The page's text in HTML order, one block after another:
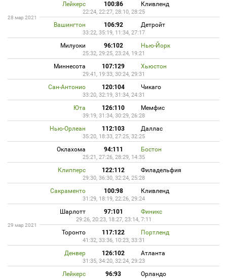
Лейкерс 100:86 Кливленд
22:24, 22:27, 28:10, 28:25
28 мар 2021
Вашингтон 106:92 Детройт
33:22, 35:19, 11:34, 27:17
Милуоки 96:102 Нью-Йорк
25:32, 29:25, 23:24, 19:21
Миннесота 107:129 Хьюстон
29:41, 19:33, 30:24, 29:31
Сан-Антонио 120:104 Чикаго
33:20, 32:19, 31:34, 24:31
Юта 126:110 Мемфис
39:19, 31:34, 30:29, 26:28
Нью-Орлеан 112:103 Даллас
35:20, 18:33, 27:25, 32:25
Оклахома 94:111 Бостон
25:21, 27:26, 28:29, 14:35
Клипперс 122:112 Филадельфия
29:30, 36:30, 32:24, 25:28
Сакраменто 100:98 Кливленд
31:29, 18:19, 22:26, 29:24
Шарлотт 97:101 Финикс
29:26, 20:23, 18:27, 23:14, 7:11
29 мар 2021
Торонто 117:122 Портленд
41:32, 33:36, 10:23, 33:31
Денвер 126:102 Атланта
31:35, 34:20, 32:24, 29:23
Лейкерс 96:93 Орландо